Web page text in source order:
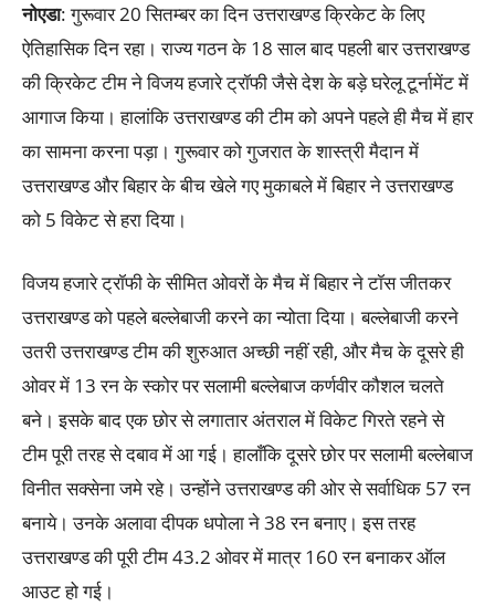
नोएडा: गुरूवार 20 सितम्बर का दिन उत्तराखण्ड क्रिकेट के लिए
ऐतिहासिक दिन रहा। राज्य गठन के 18 साल बाद पहली बार उत्तराखण्ड
की क्रिकेट टीम ने विजय हजारे ट्रॉफी जैसे देश के बड़े घरेलू टूर्नामेंट में
आगाज किया। हालांकि उत्तराखण्ड की टीम को अपने पहले ही मैच में हार
का सामना करना पड़ा। गुरूवार को गुजरात के शास्त्री मैदान में
उत्तराखण्ड और बिहार के बीच खेले गए मुकाबले में बिहार ने उत्तराखण्ड
को 5 विकेट से हरा दिया।
विजय हजारे ट्रॉफी के सीमित ओवरों के मैच में बिहार ने टॉस जीतकर
उत्तराखण्ड को पहले बल्लेबाजी करने का न्योता दिया। बल्लेबाजी करने
उतरी उत्तराखण्ड टीम की शुरुआत अच्छी नहीं रही, और मैच के दूसरे ही
ओवर में 13 रन के स्कोर पर सलामी बल्लेबाज कर्णवीर कौशल चलते
बने। इसके बाद एक छोर से लगातार अंतराल में विकेट गिरते रहने से
टीम पूरी तरह से दबाव में आ गई। हालाँकि दूसरे छोर पर सलामी बल्लेबाज
विनीत सक्सेना जमे रहे। उन्होंने उत्तराखण्ड की ओर से सर्वाधिक 57 रन
बनाये। उनके अलावा दीपक धपोला ने 38 रन बनाए। इस तरह
उत्तराखण्ड की पूरी टीम 43.2 ओवर में मात्र 160 रन बनाकर ऑल
आउट हो गई।